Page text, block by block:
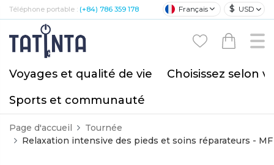
Téléphone portable : (+84) 786 359 178 Français $ USD
Voyages et qualité de vie
Choisissez selon
Sports et communauté
Page d'accueil
Tournée
Relaxation intensive des pieds et soins réparateurs - MF